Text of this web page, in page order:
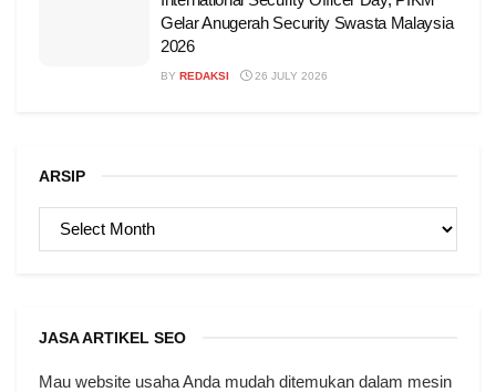
Gelar Anugerah Security Swasta Malaysia
2026
BY REDAKSI 26 JULY 2026
ARSIP
ARSIP
JASA ARTIKEL SEO
Mau website usaha Anda mudah ditemukan dalam mesin